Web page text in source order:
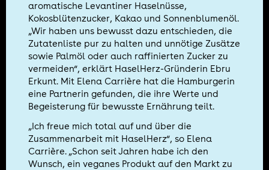
aromatische Levantiner Haselnüsse,
Kokosblütenzucker, Kakao und Sonnenblumenöl.
„Wir haben uns bewusst dazu entschieden, die
Zutatenliste pur zu halten und unnötige Zusätze
sowie Palmöl oder auch raffinierten Zucker zu
vermeiden“, erklärt HaselHerz-Gründerin Ebru
Erkunt. Mit Elena Carrière hat die Hamburgerin
eine Partnerin gefunden, die ihre Werte und
Begeisterung für bewusste Ernährung teilt.
„Ich freue mich total auf und über die
Zusammenarbeit mit HaselHerz“, so Elena
Carrière. „Schon seit Jahren habe ich den
Wunsch, ein veganes Produkt auf den Markt zu